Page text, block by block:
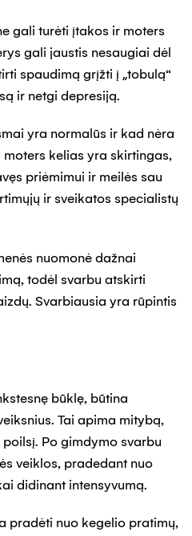
gali turėti įtakos ir moters
gali jaustis nesaugiai dėl
spaudimą grįžti į „tobulą“
ir netgi depresiją.
yra normalūs ir kad nėra
moters kelias yra skirtingas,
priėmimui ir meilės sau
ir sveikatos specialistų
nuomonė dažnai
todėl svarbu atskirti
Svarbiausia yra rūpintis
būklę, būtina
Tai apima mitybą,
Po gimdymo svarbu
veiklos, pradedant nuo
didinant intensyvumą.
pradėti nuo kegelio pratimų,